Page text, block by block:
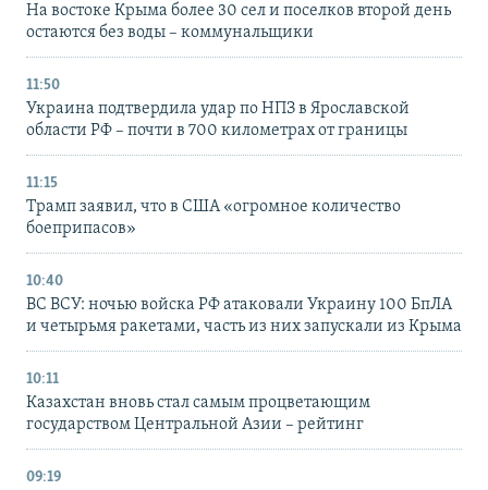
На востоке Крыма более 30 сел и поселков второй день
остаются без воды – коммунальщики
11:50
Украина подтвердила удар по НПЗ в Ярославской
области РФ – почти в 700 километрах от границы
11:15
Трамп заявил, что в США «огромное количество
боеприпасов»
10:40
ВС ВСУ: ночью войска РФ атаковали Украину 100 БпЛА
и четырьмя ракетами, часть из них запускали из Крыма
10:11
Казахстан вновь стал самым процветающим
государством Центральной Азии – рейтинг
09:19